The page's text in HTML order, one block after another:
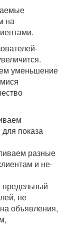
на
уменьшение
показа
разные
и не-
предельный
не
объявления,